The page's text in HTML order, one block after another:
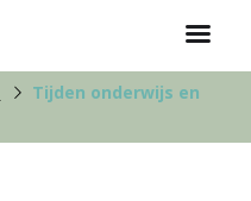
Tijden onderwijs en